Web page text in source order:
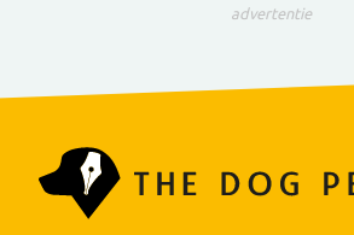
advertentie